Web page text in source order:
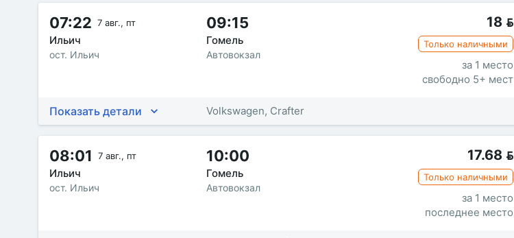
07:22 7 авг., пт
Ильич
ост. Ильич
09:15
Гомель
Автовокзал
18 
Только наличными
за 1 место
свободно 5+ мест
Показать детали Volkswagen, Crafter
08:01 7 авг., пт
Ильич
ост. Ильич
10:00
Гомель
Автовокзал
17.68 
Только наличными
за 1 место
последнее место